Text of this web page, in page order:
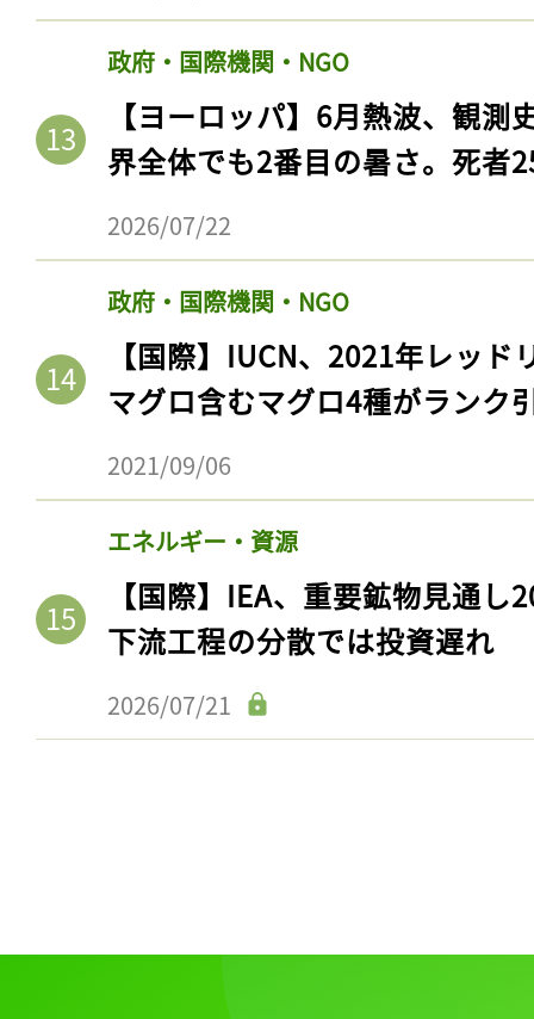
政府・国際機関・NGO
【ヨーロッパ】6月熱波、観
界全体でも2番目の暑さ。死者
2026/07/22
政府・国際機関・NGO
【国際】IUCN、2021年レッ
マグロ含むマグロ4種がランク
2021/09/06
エネルギー・資源
【国際】IEA、重要鉱物見通
下流工程の分散では投資遅れ
2026/07/21